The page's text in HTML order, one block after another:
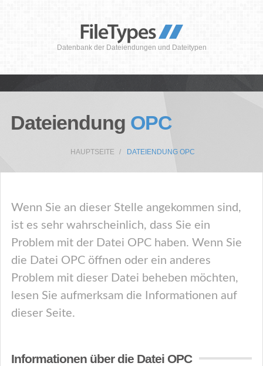
Datenbank der Dateiendungen und Dateitypen
Dateiendung OPC
HAUPTSEITE DATEIENDUNG OPC
Wenn Sie an dieser Stelle angekommen sind,
ist es sehr wahrscheinlich, dass Sie ein
Problem mit der Datei OPC haben. Wenn Sie
die Datei OPC öffnen oder ein anderes
Problem mit dieser Datei beheben möchten,
lesen Sie aufmerksam die Informationen auf
dieser Seite.
Informationen über die Datei OPC